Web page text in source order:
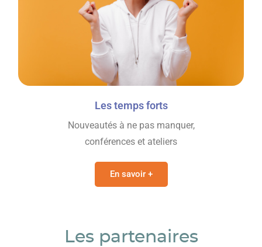
Les temps forts
Nouveautés à ne pas manquer,
conférences et ateliers
En savoir +
Les partenaires